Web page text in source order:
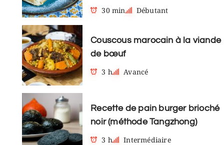
30 min
Débutant
Couscous marocain à la viande
de bœuf
3 h
Avancé
Recette de pain burger brioché
noir (méthode Tangzhong)
3 h
Intermédiaire